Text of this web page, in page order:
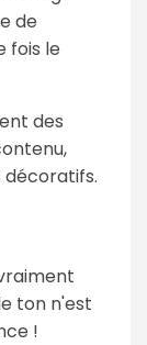
de
fois le
des
ton n'est
!